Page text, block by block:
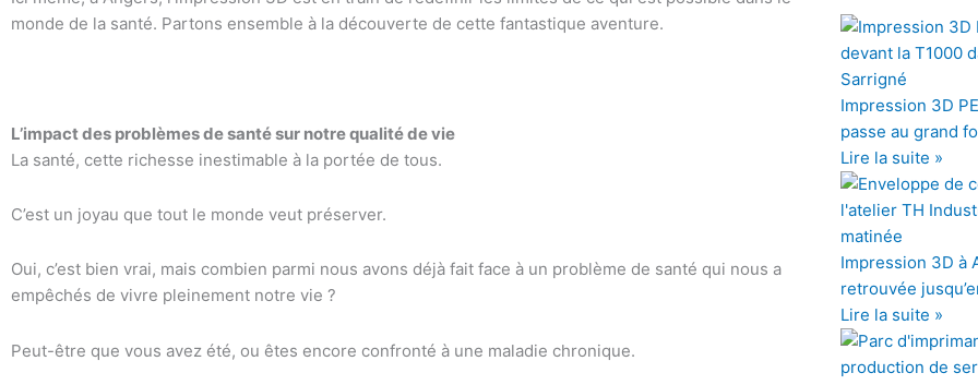
monde de la santé. Partons ensemble à la découverte de cette fantastique aventure.
L’impact des problèmes de santé sur notre qualité de vie
La santé, cette richesse inestimable à la portée de tous.
C’est un joyau que tout le monde veut préserver.
Oui, c’est bien vrai, mais combien parmi nous avons déjà fait face à un problème de santé qui nous a
empêchés de vivre pleinement notre vie ?
Peut-être que vous avez été, ou êtes encore confronté à une maladie chronique.
b
o
o
k
t
e
Impression 3D
passe au grand
Lire la suite »
Impression 3D à
retrouvée
Lire la suite »